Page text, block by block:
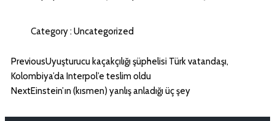
Category : Uncategorized
PreviousUyuşturucu kaçakçılığı şüphelisi Türk vatandaşı,
Kolombiya’da Interpol’e teslim oldu
NextEinstein’ın (kısmen) yanlış anladığı üç şey